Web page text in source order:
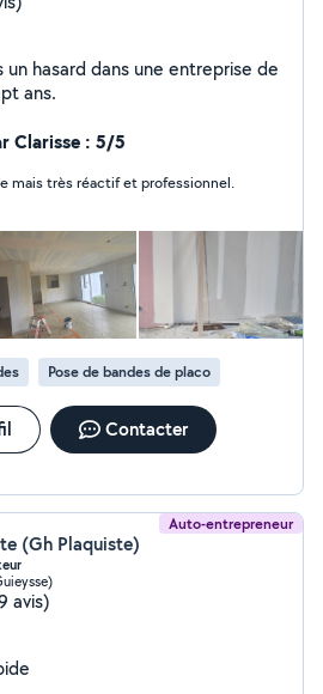
un hasard dans une entreprise de
ans.
Clarisse : 5/5
mais très réactif et professionnel.
Pose de bandes de placo
Contacter
Auto-entrepreneur
(Gh Plaquiste)
avis)